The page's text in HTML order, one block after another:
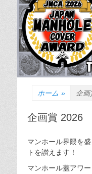
ホーム » 企
企画賞 2026
マンホール界隈を
トを讃えます！
マンホール蓋アワ